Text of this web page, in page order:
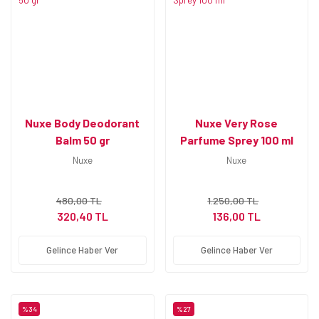
Nuxe Body Deodorant
Balm 50 gr
Nuxe
480,00 TL
320,40 TL
Gelince Haber Ver
Nuxe Very Rose
Parfume Sprey 100 ml
Nuxe
1.250,00 TL
136,00 TL
Gelince Haber Ver
%34 %27